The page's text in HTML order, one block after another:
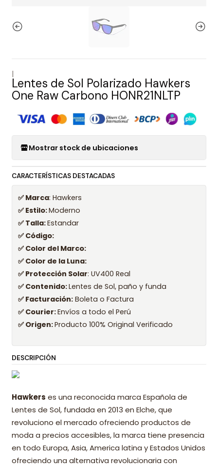
|
Lentes de Sol Polarizado Hawkers
One Raw Carbono HONR21NLTP
Mostrar stock de ubicaciones
CARACTERÍSTICAS DESTACADAS
✅ Marca: Hawkers
✅ Estilo:Moderno
✅ Talla:Estandar
✅ Código:
✅ Color del Marco:
✅ Color de la Luna:
✅ Protección Solar: UV400 Real
✅ Contenido:Lentes de Sol, paño y funda
✅ Facturación: Boleta o Factura
✅ Courier:Envíos a todo el Perú
✅ Origen:Producto 100% Original Verificado
DESCRIPCIÓN
Hawkers es una reconocida marca Española de
Lentes de Sol, fundada en 2013 en Elche, que
revoluciono el mercado ofreciendo productos de
moda a precios accesibles, la marca tiene presencia
en todo Europa, Asia, America latina y Estados Unidos
ofreciendo una alternativa revolucionaria con